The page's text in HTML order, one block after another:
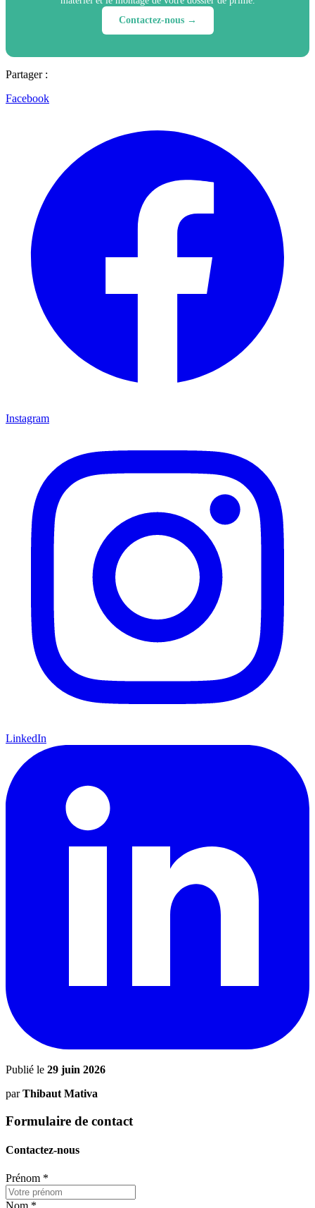
Contactez-nous →
Partager :
Facebook
Instagram
LinkedIn
Publié le 29 juin 2026
parThibaut Mativa
Formulaire de contact
Contactez-nous
Prénom *
Nom *